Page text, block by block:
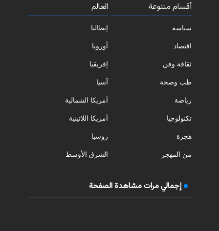
أقسام متنوعة
سياسة
اقتصاد
ثقافة وفن
طب وصحة
رياضة
تكنولوجيا
هجرة
من المهجر
العالم
إيطاليا
أوروبا
إفريقيا
آسيا
أمريكا الشمالية
أمريكا اللاتينية
روسيا
الشرق الأوسط
إجمالي مرات مشاهدة الصفحة